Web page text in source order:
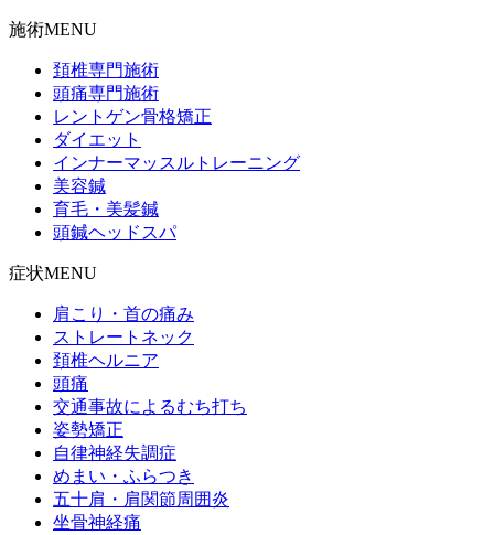
施術MENU
頚椎専門施術
頭痛専門施術
レントゲン骨格矯正
ダイエット
インナーマッスルトレーニング
美容鍼
育毛・美髪鍼
頭鍼ヘッドスパ
症状MENU
肩こり・首の痛み
ストレートネック
頚椎ヘルニア
頭痛
交通事故によるむち打ち
姿勢矯正
自律神経失調症
めまい・ふらつき
五十肩・肩関節周囲炎
坐骨神経痛